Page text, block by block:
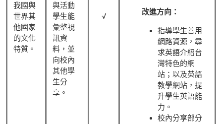
我國與
世界其
他國家
的文化
特質。
與活動
學生能
彙整視
訊資
料，並
向校內
其他學
生分
享。
√ 改進方向：
指導學生善用
網路資源，尋
求英語介紹台
灣特色的網
站；以及英語
教學網站，提
升學生英語能
力。
校內分享部分